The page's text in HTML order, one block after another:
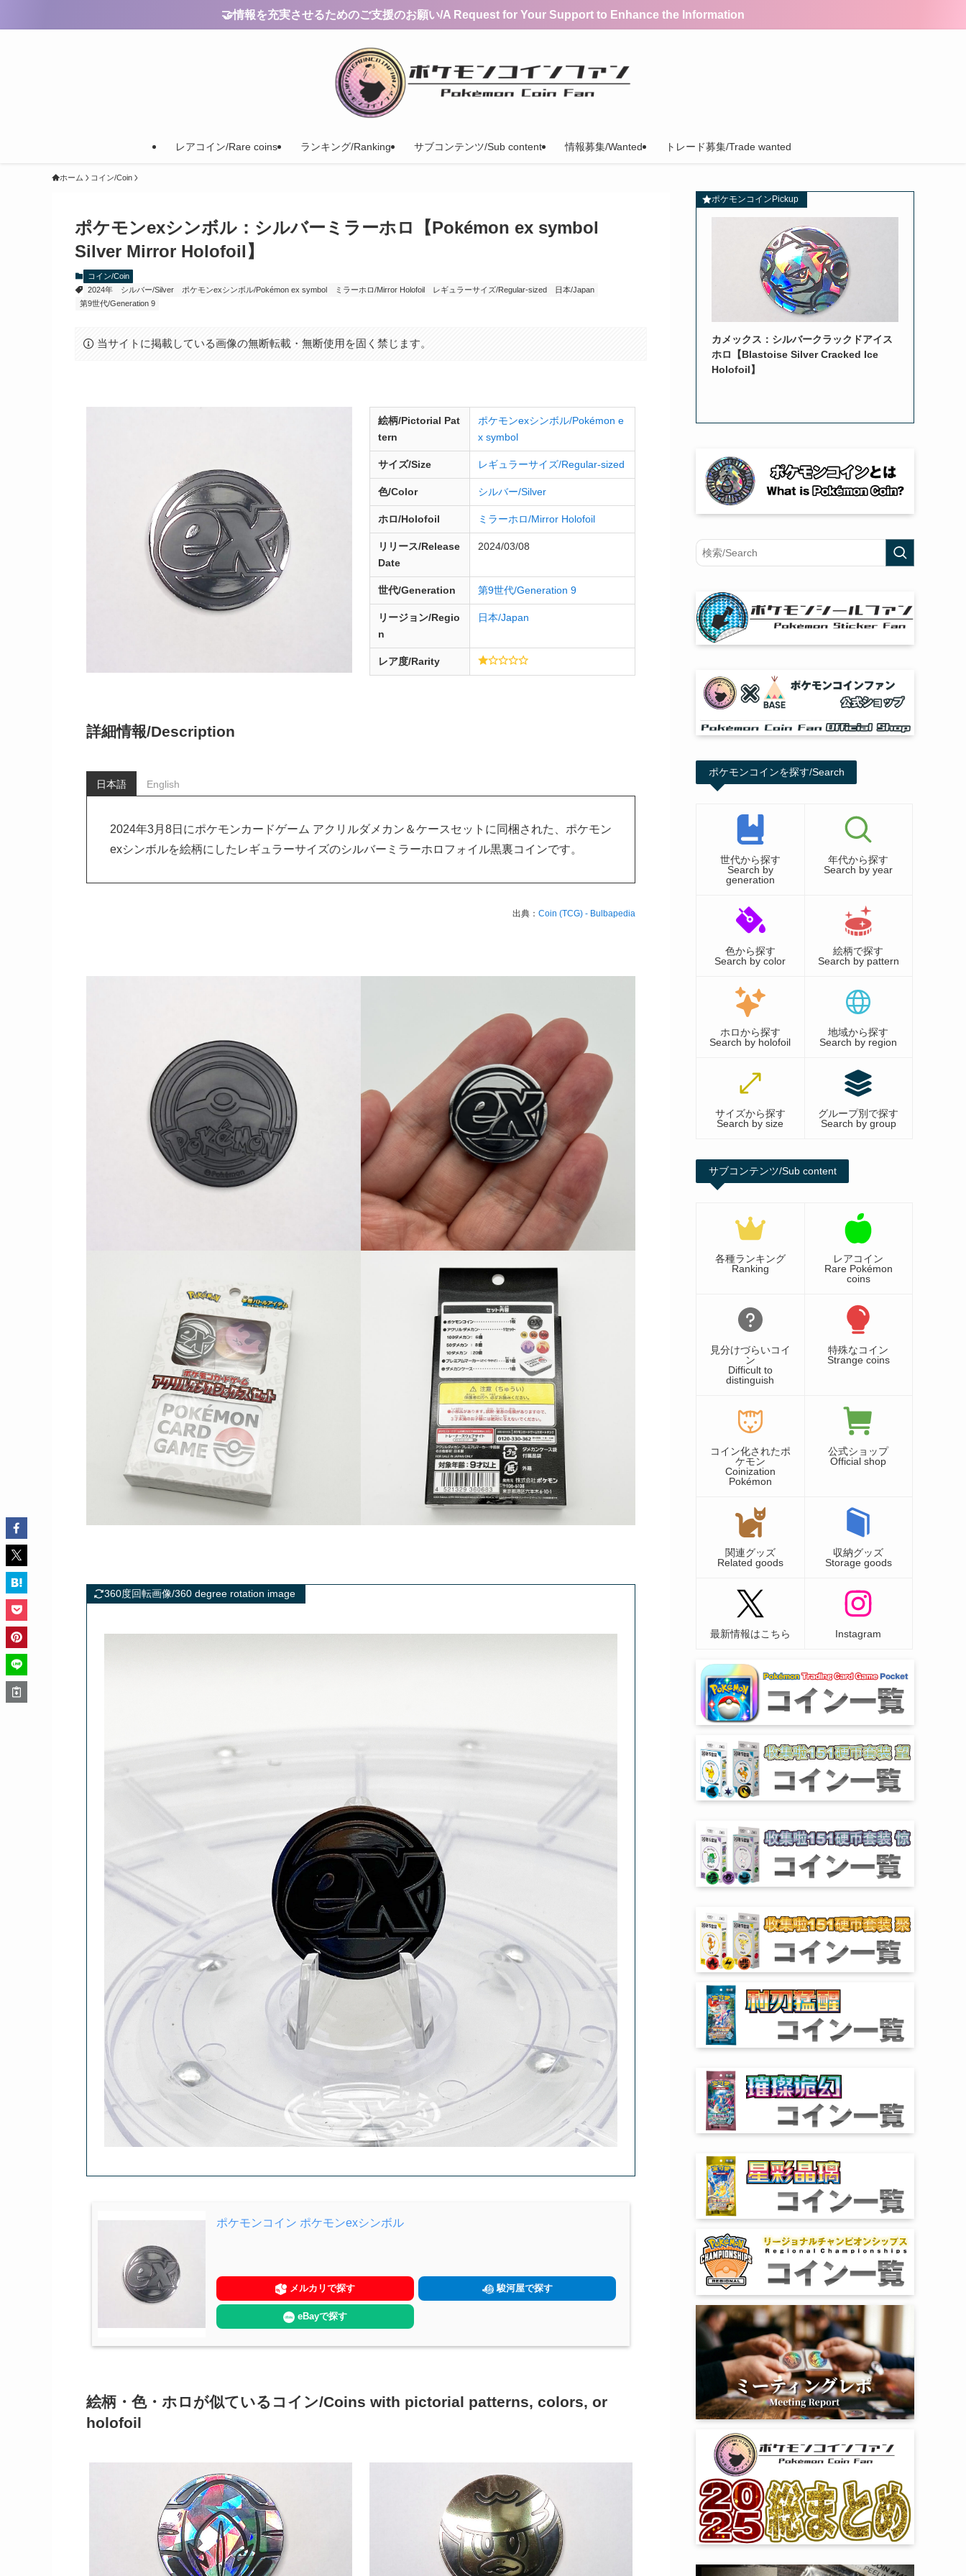
🤝情報を充実させるためのご支援のお願い/A Request for Your Support to Enhance the Information
レアコイン/Rare coins ランキング/Ranking サブコンテンツ/Sub content 情報募集/Wanted トレード募集/Trade wanted
ホーム コイン/Coin
ポケモンexシンボル：シルバーミラーホロ【Pokémon ex symbol
Silver Mirror Holofoil】
コイン/Coin
2024年
シルバー/Silver ポケモンexシンボル/Pokémon ex symbol ミラーホロ/Mirror Holofoil レギュラーサイズ/Regular-sized
日本/Japan
第9世代/Generation 9
当サイトに掲載している画像の無断転載・無断使用を固く禁じます。
絵柄/Pictorial Pat
tern
ポケモンexシンボル/Pokémon e
x symbol
サイズ/Size レギュラーサイズ/Regular-sized
色/Color シルバー/Silver
ホロ/Holofoil ミラーホロ/Mirror Holofoil
リリース/Release
Date
2024/03/08
世代/Generation 第9世代/Generation 9
リージョン/Regio
n
日本/Japan
レア度/Rarity
詳細情報/Description
日本語 English
2024年3月8日にポケモンカードゲーム アクリルダメカン＆ケースセットに同梱された、ポケモン
exシンボルを絵柄にしたレギュラーサイズのシルバーミラーホロフォイル黒裏コインです。
出典： Coin (TCG) - Bulbapedia
360度回転画像/360 degree rotation image
ポケモンコイン ポケモンexシンボル
メルカリで探す 駿河屋で探す
eBayで探す
絵柄・色・ホロが似ているコイン/Coins with pictorial patterns, colors, or
holofoil
ポケモンコインPickup
カメックス：シルバークラックドアイス
ホロ【Blastoise Silver Cracked Ice
Holofoil】
ポケモンコインを探す/Search
世代から探す
Search by
generation
年代から探す
Search by year
色から探す
Search by color
絵柄で探す
Search by pattern
ホロから探す
Search by holofoil
地域から探す
Search by region
サイズから探す
Search by size
グループ別で探す
Search by group
サブコンテンツ/Sub content
各種ランキング
Ranking
レアコイン
Rare Pokémon
coins
見分けづらいコイ
ン
Difficult to
distinguish
特殊なコイン
Strange coins
コイン化されたポ
ケモン
Coinization
Pokémon
公式ショップ
Official shop
関連グッズ
Related goods
収納グッズ
Storage goods
最新情報はこちら Instagram